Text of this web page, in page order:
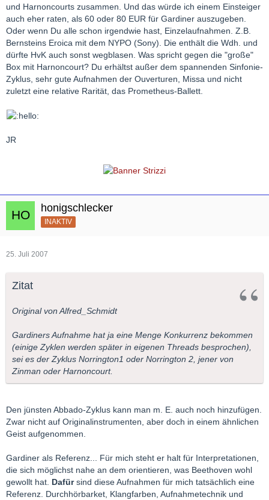
und Harnoncourts zusammen. Und das würde ich einem Einsteiger
auch eher raten, als 60 oder 80 EUR für Gardiner auszugeben.
Oder wenn Du alle schon irgendwie hast, Einzelaufnahmen. Z.B.
Bernsteins Eroica mit dem NYPO (Sony). Die enthält die Wdh. und
dürfte HvK auch sonst wegblasen. Was spricht gegen die "große"
Box mit Harnoncourt? Du erhältst außer dem spannenden Sinfonie-
Zyklus, sehr gute Aufnahmen der Ouverturen, Missa und nicht
zuletzt eine relative Rarität, das Prometheus-Ballett.
JR
honigschlecker
INAKTIV
25. Juli 2007
Zitat
Original von Alfred_Schmidt
Gardiners Aufnahme hat ja eine Menge Konkurrenz bekommen
(einige Zyklen werden später in eigenen Threads besprochen),
sei es der Zyklus Norrington1 oder Norrington 2, jener von
Zinman oder Harnoncourt.
Den jünsten Abbado-Zyklus kann man m. E. auch noch hinzufügen.
Zwar nicht auf Originalinstrumenten, aber doch in einem ähnlichen
Geist aufgenommen.
Gardiner als Referenz... Für mich steht er halt für Interpretationen,
die sich möglichst nahe an dem orientieren, was Beethoven wohl
gewollt hat. Dafürsind diese Aufnahmen für mich tatsächlich eine
Referenz. Durchhörbarket, Klangfarben, Aufnahmetechnik und